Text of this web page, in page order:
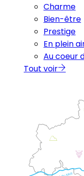
Charme
Bien-être
Prestige
En plein
Au coeur
Tout voir